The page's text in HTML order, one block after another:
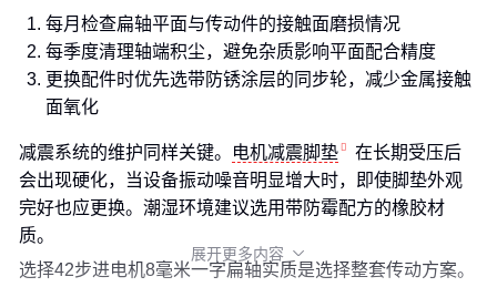
每月检查扁轴平面与传动件的接触面磨损情况
每季度清理轴端积尘，避免杂质影响平面配合精度
更换配件时优先选带防锈涂层的同步轮，减少金属接触
面氧化
减震系统的维护同样关键。 电机减震脚垫
在长期受压后
会出现硬化，当设备振动噪音明显增大时，即使脚垫外观
完好也应更换。潮湿环境建议选用带防霉配方的橡胶材
质。
选择42步进电机8毫米一字扁轴实质是选择整套传动方案。
展开更多内容 